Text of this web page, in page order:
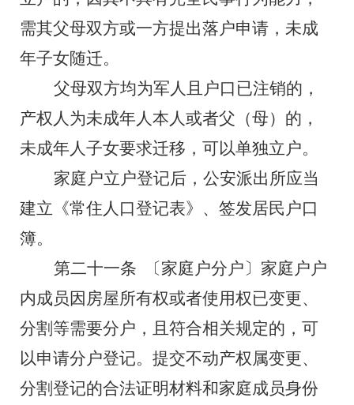
需其父母双方或一方提出落户申请，未成
年子女随迁。
父母双方均为军人且户口已注销的，
产权人为未成年人本人或者父（母）的，
未成年人子女要求迁移，可以单独立户。
家庭户立户登记后，公安派出所应当
建立《常住人口登记表》、签发居民户口
簿。
第二十一条
〔家庭户分户〕家庭户户
内成员因房屋所有权或者使用权已变更、
分割等需要分户，且符合相关规定的，可
以申请分户登记。提交不动产权属变更、
分割登记的合法证明材料和家庭成员身份